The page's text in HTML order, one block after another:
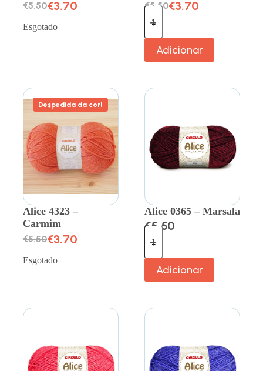
€5.50€3.70
Esgotado
€5.50€3.70
Adicionar
Despedida da cor!
Alice 4323 –
Carmim
€5.50€3.70
Esgotado
Alice 0365 – Marsala
€5.50
Adicionar